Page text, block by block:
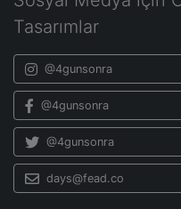
Tasarımlar
@4gunsonra
@4gunsonra
@4gunsonra
days@fead.co